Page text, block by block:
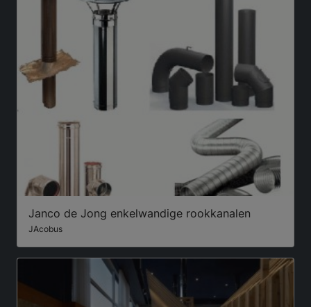
Janco de Jong enkelwandige rookkanalen
JAcobus